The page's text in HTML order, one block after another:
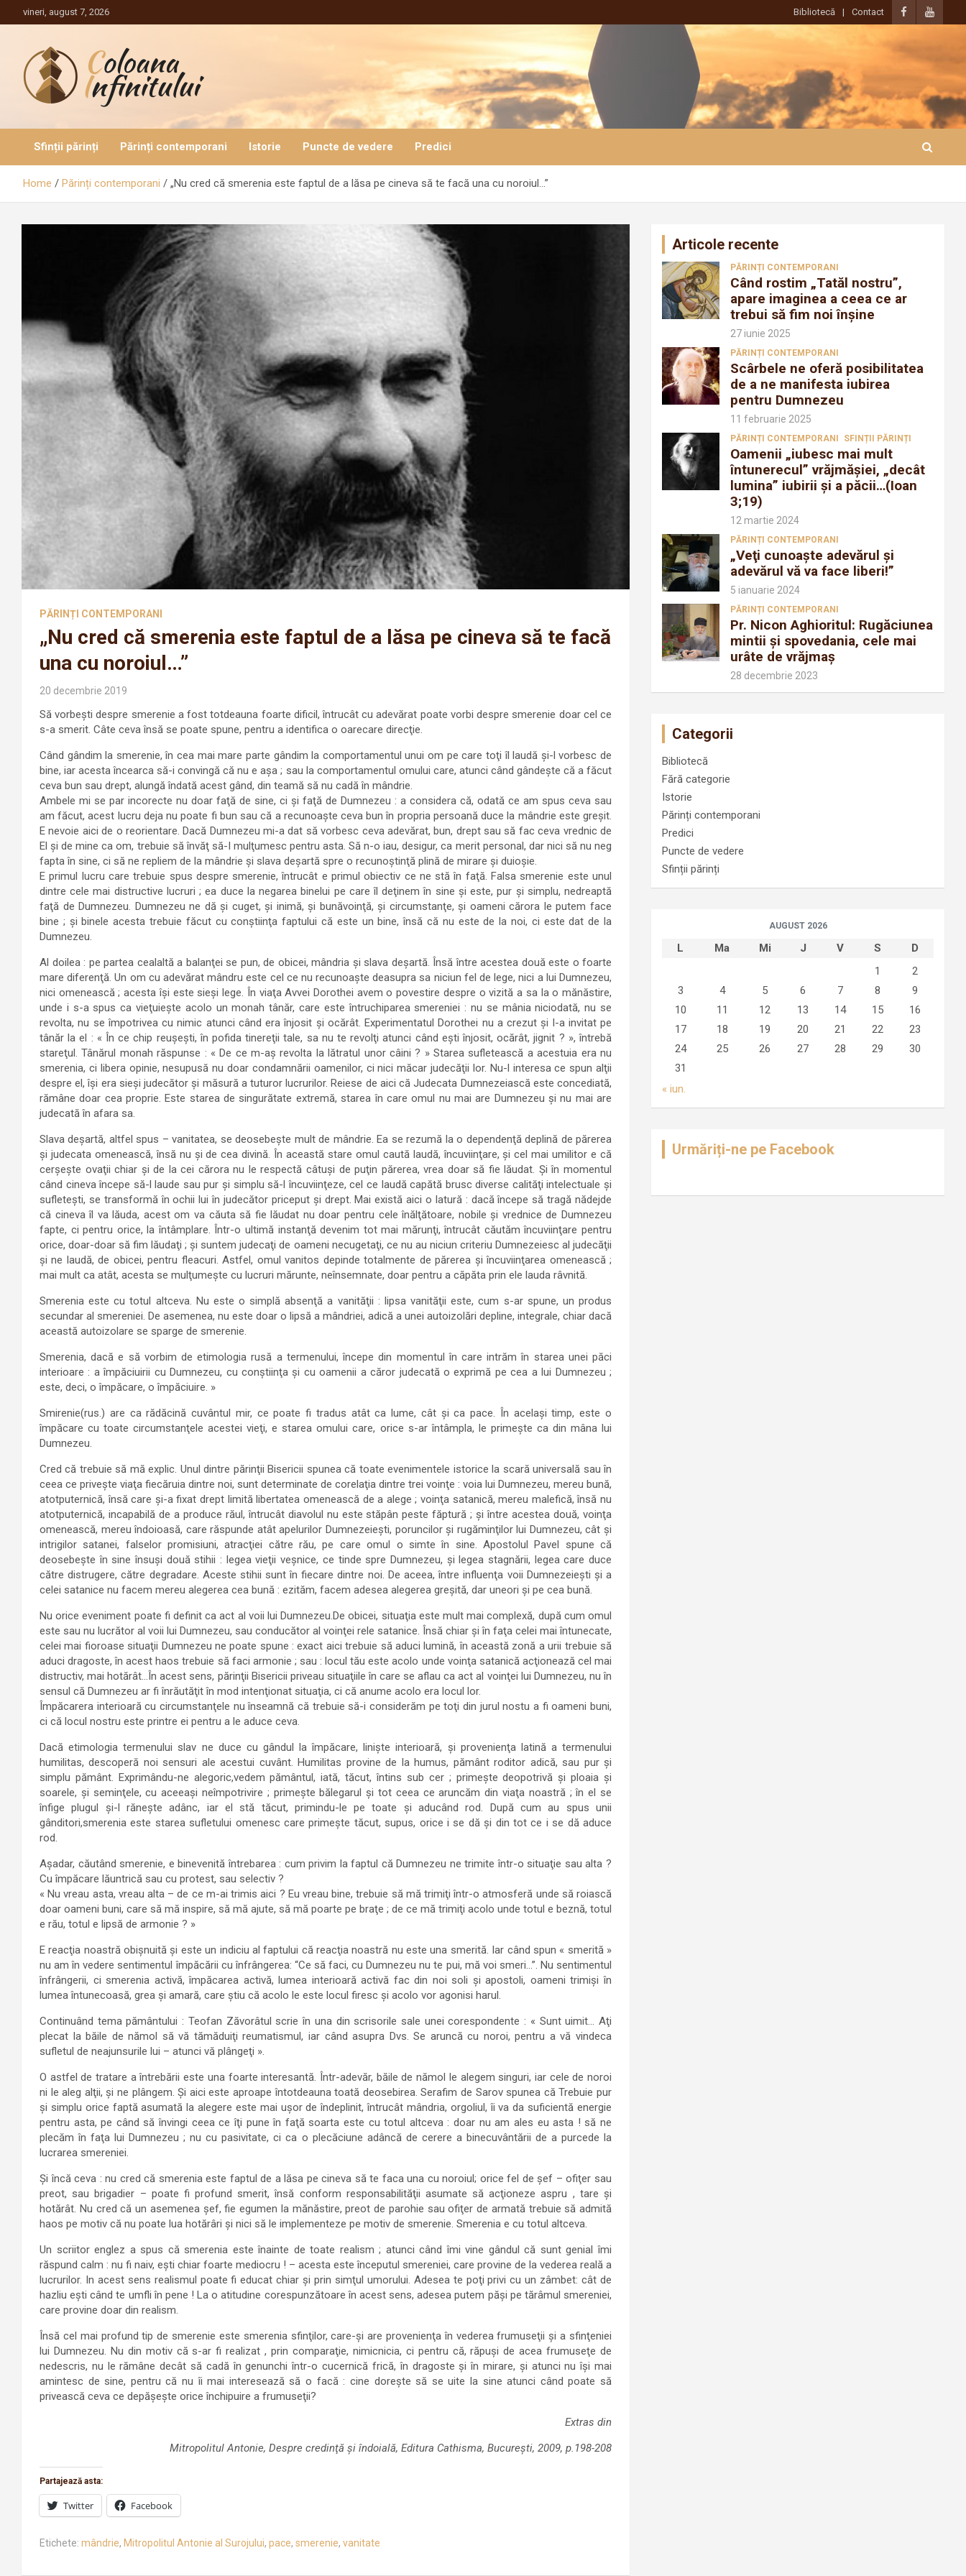
la
vineri, august 7, 2026 Bibliotecă Contact
Coloana Infinitului
Sfinții părinți Părinți contemporani Istorie Puncte de vedere Predici
Home Părinți contemporani „Nu cred că smerenia este faptul de a lăsa pe cineva să te facă una cu noroiul…”
PĂRINȚI CONTEMPORANI
„Nu cred că smerenia este faptul de a lăsa pe cineva să te facă
una cu noroiul…”
20 decembrie 2019
Să vorbeşti despre smerenie a fost totdeauna foarte dificil, întrucât cu adevărat poate vorbi despre smerenie doar cel ce
s-a smerit. Câte ceva însă se poate spune, pentru a identifica o oarecare direcţie.
Când gândim la smerenie, în cea mai mare parte gândim la comportamentul unui om pe care toţi îl laudă şi-l vorbesc de
bine, iar acesta încearca să-i convingă că nu e aşa ; sau la comportamentul omului care, atunci când gândeşte că a făcut
ceva bun sau drept, alungă îndată acest gând, din teamă să nu cadă în mândrie.
Ambele mi se par incorecte nu doar faţă de sine, ci şi faţă de Dumnezeu : a considera că, odată ce am spus ceva sau
am făcut, acest lucru deja nu poate fi bun sau că a recunoaşte ceva bun în propria persoană duce la mândrie este greşit.
E nevoie aici de o reorientare. Dacă Dumnezeu mi-a dat să vorbesc ceva adevărat, bun, drept sau să fac ceva vrednic de
El şi de mine ca om, trebuie să învăţ să-I mulţumesc pentru asta. Să n-o iau, desigur, ca merit personal, dar nici să nu neg
fapta în sine, ci să ne repliem de la mândrie şi slava deşartă spre o recunoştinţă plină de mirare şi duioşie.
E primul lucru care trebuie spus despre smerenie, întrucât e primul obiectiv ce ne stă în faţă. Falsa smerenie este unul
dintre cele mai distructive lucruri ; ea duce la negarea binelui pe care îl deţinem în sine şi este, pur şi simplu, nedreaptă
faţă de Dumnezeu. Dumnezeu ne dă şi cuget, şi inimă, şi bunăvoinţă, şi circumstanţe, şi oameni cărora le putem face
bine ; şi binele acesta trebuie făcut cu conştiinţa faptului că este un bine, însă că nu este de la noi, ci este dat de la
Dumnezeu.
Al doilea : pe partea cealaltă a balanţei se pun, de obicei, mândria şi slava deşartă. Însă între acestea două este o foarte
mare diferenţă. Un om cu adevărat mândru este cel ce nu recunoaşte deasupra sa niciun fel de lege, nici a lui Dumnezeu,
nici omenească ; acesta îşi este sieşi lege. În viaţa Avvei Dorothei avem o povestire despre o vizită a sa la o mănăstire,
unde i s-a spus ca vieţuieşte acolo un monah tânăr, care este întruchiparea smereniei : nu se mânia niciodată, nu se
revolta, nu se împotrivea cu nimic atunci când era înjosit şi ocărât. Experimentatul Dorothei nu a crezut şi l-a invitat pe
tânăr la el : « În ce chip reuşeşti, în pofida tinereţii tale, sa nu te revolţi atunci când eşti înjosit, ocărât, jignit ? », întrebă
stareţul. Tânărul monah răspunse : « De ce m-aş revolta la lătratul unor câini ? » Starea sufletească a acestuia era nu
smerenia, ci libera opinie, nesupusă nu doar condamnării oamenilor, ci nici măcar judecăţii lor. Nu-l interesa ce spun alţii
despre el, îşi era sieşi judecător şi măsură a tuturor lucrurilor. Reiese de aici că Judecata Dumnezeiască este concediată,
rămâne doar cea proprie. Este starea de singurătate extremă, starea în care omul nu mai are Dumnezeu şi nu mai are
judecată în afara sa.
Slava deşartă, altfel spus – vanitatea, se deosebeşte mult de mândrie. Ea se rezumă la o dependenţă deplină de părerea
şi judecata omenească, însă nu şi de cea divină. În această stare omul caută laudă, încuviinţare, şi cel mai umilitor e că
cerşeşte ovaţii chiar şi de la cei cărora nu le respectă câtuşi de puţin părerea, vrea doar să fie lăudat. Şi în momentul
când cineva începe să-l laude sau pur şi simplu să-l încuviinţeze, cel ce laudă capătă brusc diverse calităţi intelectuale şi
sufleteşti, se transformă în ochii lui în judecător priceput şi drept. Mai există aici o latură : dacă începe să tragă nădejde
că cineva îl va lăuda, acest om va căuta să fie lăudat nu doar pentru cele înălţătoare, nobile şi vrednice de Dumnezeu
fapte, ci pentru orice, la întâmplare. Într-o ultimă instanţă devenim tot mai mărunţi, întrucât căutăm încuviinţare pentru
orice, doar-doar să fim lăudaţi ; şi suntem judecaţi de oameni necugetaţi, ce nu au niciun criteriu Dumnezeiesc al judecăţii
şi ne laudă, de obicei, pentru fleacuri. Astfel, omul vanitos depinde totalmente de părerea şi încuviinţarea omenească ;
mai mult ca atât, acesta se mulţumeşte cu lucruri mărunte, neînsemnate, doar pentru a căpăta prin ele lauda râvnită.
Smerenia este cu totul altceva. Nu este o simplă absenţă a vanităţii : lipsa vanităţii este, cum s-ar spune, un produs
secundar al smereniei. De asemenea, nu este doar o lipsă a mândriei, adică a unei autoizolări depline, integrale, chiar dacă
această autoizolare se sparge de smerenie.
Smerenia, dacă e să vorbim de etimologia rusă a termenului, începe din momentul în care intrăm în starea unei păci
interioare : a împăciuirii cu Dumnezeu, cu conştiinţa şi cu oamenii a căror judecată o exprimă pe cea a lui Dumnezeu ;
este, deci, o împăcare, o împăciuire. »
Smirenie(rus.) are ca rădăcină cuvântul mir, ce poate fi tradus atât ca lume, cât şi ca pace. În acelaşi timp, este o
împăcare cu toate circumstanţele acestei vieţi, e starea omului care, orice s-ar întâmpla, le primeşte ca din mâna lui
Dumnezeu.
Cred că trebuie să mă explic. Unul dintre părinţii Bisericii spunea că toate evenimentele istorice la scară universală sau în
ceea ce priveşte viaţa fiecăruia dintre noi, sunt determinate de corelaţia dintre trei voinţe : voia lui Dumnezeu, mereu bună,
atotputernică, însă care şi-a fixat drept limită libertatea omenească de a alege ; voinţa satanică, mereu malefică, însă nu
atotputernică, incapabilă de a produce răul, întrucât diavolul nu este stăpân peste făptură ; şi între acestea două, voinţa
omenească, mereu îndoioasă, care răspunde atât apelurilor Dumnezeieşti, poruncilor şi rugăminţilor lui Dumnezeu, cât şi
intrigilor satanei, falselor promisiuni, atracţiei către rău, pe care omul o simte în sine. Apostolul Pavel spune că
deosebeşte în sine însuşi două stihii : legea vieţii veşnice, ce tinde spre Dumnezeu, şi legea stagnării, legea care duce
către distrugere, către degradare. Aceste stihii sunt în fiecare dintre noi. De aceea, între influenţa voii Dumnezeieşti şi a
celei satanice nu facem mereu alegerea cea bună : ezităm, facem adesea alegerea greşită, dar uneori şi pe cea bună.
Nu orice eveniment poate fi definit ca act al voii lui Dumnezeu.De obicei, situaţia este mult mai complexă, după cum omul
este sau nu lucrător al voii lui Dumnezeu, sau conducător al voinţei rele satanice. Însă chiar şi în faţa celei mai întunecate,
celei mai fioroase situaţii Dumnezeu ne poate spune : exact aici trebuie să aduci lumină, în această zonă a urii trebuie să
aduci dragoste, în acest haos trebuie să faci armonie ; sau : locul tău este acolo unde voinţa satanică acţionează cel mai
distructiv, mai hotărât…În acest sens, părinţii Bisericii priveau situaţiile în care se aflau ca act al voinţei lui Dumnezeu, nu în
sensul că Dumnezeu ar fi înrăutăţit în mod intenţionat situaţia, ci că anume acolo era locul lor.
Împăcarera interioară cu circumstanţele nu înseamnă că trebuie să-i considerăm pe toţi din jurul nostu a fi oameni buni,
ci că locul nostru este printre ei pentru a le aduce ceva.
Dacă etimologia termenului slav ne duce cu gândul la împăcare, linişte interioară, şi provenienţa latină a termenului
humilitas, descoperă noi sensuri ale acestui cuvânt. Humilitas provine de la humus, pământ roditor adică, sau pur şi
simplu pământ. Exprimându-ne alegoric,vedem pământul, iată, tăcut, întins sub cer ; primeşte deopotrivă şi ploaia şi
soarele, şi seminţele, cu aceeaşi neîmpotrivire ; primeşte bălegarul şi tot ceea ce aruncăm din viaţa noastră ; în el se
înfige plugul şi-l răneşte adânc, iar el stă tăcut, primindu-le pe toate şi aducând rod. După cum au spus unii
gânditori,smerenia este starea sufletului omenesc care primeşte tăcut, supus, orice i se dă şi din tot ce i se dă aduce
rod.
Aşadar, căutând smerenie, e binevenită întrebarea : cum privim la faptul că Dumnezeu ne trimite într-o situaţie sau alta ?
Cu împăcare lăuntrică sau cu protest, sau selectiv ?
« Nu vreau asta, vreau alta – de ce m-ai trimis aici ? Eu vreau bine, trebuie să mă trimiţi într-o atmosferă unde să roiască
doar oameni buni, care să mă inspire, să mă ajute, să mă poarte pe braţe ; de ce mă trimiţi acolo unde totul e beznă, totul
e rău, totul e lipsă de armonie ? »
E reacţia noastră obişnuită şi este un indiciu al faptului că reacţia noastră nu este una smerită. Iar când spun « smerită »
nu am în vedere sentimentul împăcării cu înfrângerea: “Ce să faci, cu Dumnezeu nu te pui, mă voi smeri…”. Nu sentimentul
înfrângerii, ci smerenia activă, împăcarea activă, lumea interioară activă fac din noi soli şi apostoli, oameni trimişi în
lumea întunecoasă, grea şi amară, care ştiu că acolo le este locul firesc şi acolo vor agonisi harul.
Continuând tema pământului : Teofan Zăvorâtul scrie în una din scrisorile sale unei corespondente : « Sunt uimit… Aţi
plecat la băile de nămol să vă tămăduiţi reumatismul, iar când asupra Dvs. Se aruncă cu noroi, pentru a vă vindeca
sufletul de neajunsurile lui – atunci vă plângeţi ».
O astfel de tratare a întrebării este una foarte interesantă. Într-adevăr, băile de nămol le alegem singuri, iar cele de noroi
ni le aleg alţii, şi ne plângem. Şi aici este aproape întotdeauna toată deosebirea. Serafim de Sarov spunea că Trebuie pur
şi simplu orice faptă asumată la alegere este mai uşor de îndeplinit, întrucât mândria, orgoliul, îi va da suficientă energie
pentru asta, pe când să învingi ceea ce îţi pune în faţă soarta este cu totul altceva : doar nu am ales eu asta ! să ne
plecăm în faţa lui Dumnezeu ; nu cu pasivitate, ci ca o plecăciune adâncă de cerere a binecuvântării de a purcede la
lucrarea smereniei.
Şi încă ceva : nu cred că smerenia este faptul de a lăsa pe cineva să te faca una cu noroiul; orice fel de şef – ofiţer sau
preot, sau brigadier – poate fi profund smerit, însă conform responsabilităţii asumate să acţioneze aspru , tare şi
hotărât. Nu cred că un asemenea şef, fie egumen la mănăstire, preot de parohie sau ofiţer de armată trebuie să admită
haos pe motiv că nu poate lua hotărâri şi nici să le implementeze pe motiv de smerenie. Smerenia e cu totul altceva.
Un scriitor englez a spus că smerenia este înainte de toate realism ; atunci când îmi vine gândul că sunt genial îmi
răspund calm : nu fi naiv, eşti chiar foarte mediocru ! – acesta este începutul smereniei, care provine de la vederea reală a
lucrurilor. In acest sens realismul poate fi educat chiar şi prin simţul umorului. Adesea te poţi privi cu un zâmbet: cât de
hazliu eşti când te umfli în pene ! La o atitudine corespunzătoare în acest sens, adesea putem păşi pe tărâmul smereniei,
care provine doar din realism.
Însă cel mai profund tip de smerenie este smerenia sfinţilor, care-şi are provenienţa în vederea frumuseţii şi a sfinţeniei
lui Dumnezeu. Nu din motiv că s-ar fi realizat , prin comparaţie, nimicnicia, ci pentru că, răpuşi de acea frumuseţe de
nedescris, nu le rămâne decât să cadă în genunchi într-o cucernică frică, în dragoste şi în mirare, şi atunci nu îşi mai
amintesc de sine, pentru că nu îi mai interesează să o facă : cine doreşte să se uite la sine atunci când poate să
privească ceva ce depăşeşte orice închipuire a frumuseţii?
Extras din
Mitropolitul Antonie, Despre credinţă şi îndoială, Editura Cathisma, Bucureşti, 2009, p.198-208
Partajează asta:
Twitter Facebook
Etichete: mândrie, Mitropolitul Antonie al Surojului, pace, smerenie, vanitate
Articole recente
PĂRINȚI CONTEMPORANI
Când rostim „Tatăl nostru”,
apare imaginea a ceea ce ar
trebui să fim noi înșine
27 iunie 2025
PĂRINȚI CONTEMPORANI
Scârbele ne oferă posibilitatea
de a ne manifesta iubirea
pentru Dumnezeu
11 februarie 2025
PĂRINȚI CONTEMPORANI SFINȚII PĂRINȚI
Oamenii „iubesc mai mult
întunerecul” vrăjmăşiei, „decât
lumina” iubirii şi a păcii…(Ioan
3;19)
12 martie 2024
PĂRINȚI CONTEMPORANI
„Veţi cunoaşte adevărul şi
adevărul vă va face liberi!”
5 ianuarie 2024
PĂRINȚI CONTEMPORANI
Pr. Nicon Aghioritul: Rugăciunea
mintii și spovedania, cele mai
urâte de vrăjmaș
28 decembrie 2023
Categorii
Bibliotecă
Fără categorie
Istorie
Părinți contemporani
Predici
Puncte de vedere
Sfinții părinți
AUGUST 2026
L Ma Mi J V S
D
1
2
3
4 5 6 7 8
9
10
11 12 13 14 15
16
17
18 19 20 21 22
23
24
25 26 27 28 29
30
31
« iun.
Urmăriți-ne pe Facebook